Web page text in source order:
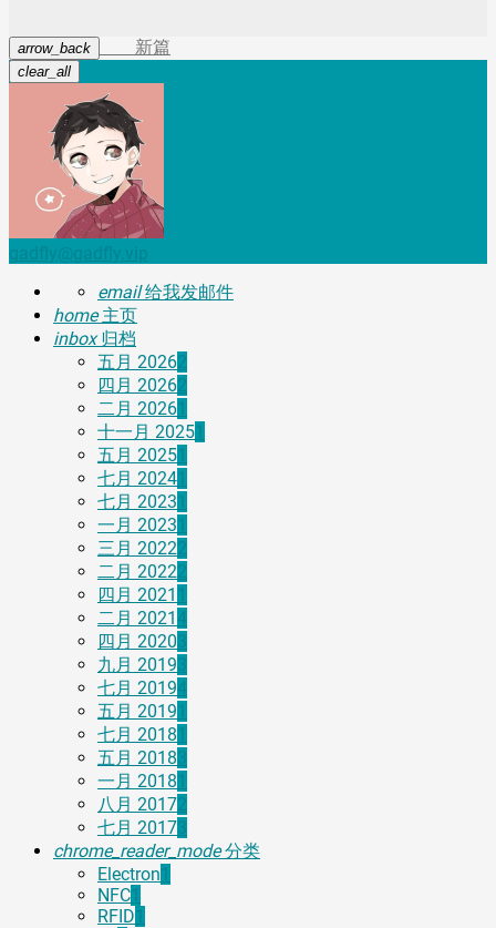
arrow_back 新篇
clear_all
gadfly@gadfly.vip
email给我发邮件
home主页
inbox归档
五月 20262
四月 20262
二月 20261
十一月 20251
五月 20251
七月 20241
七月 2023 1
一月 2023 1
三月 20222
二月 20222
四月 2021 1
二月 2021 4
四月 20203
九月 20193
七月 20194
五月 2019 1
七月 2018 1
五月 20183
一月 2018 1
八月 20172
七月 20173
chrome_reader_mode分类
Electron 1
NFC1
RFID 1